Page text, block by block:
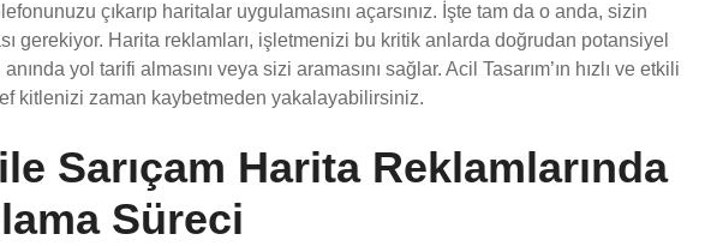
çıkarıp haritalar uygulamasını açarsınız. İşte tam da o anda, sizin
gerekiyor. Harita reklamları, işletmenizi bu kritik anlarda doğrudan potansiyel
yol tarifi almasını veya sizi aramasını sağlar. Acil Tasarım’ın hızlı ve etkili
kitlenizi zaman kaybetmeden yakalayabilirsiniz.
Sarıçam Harita Reklamlarında
Süreci